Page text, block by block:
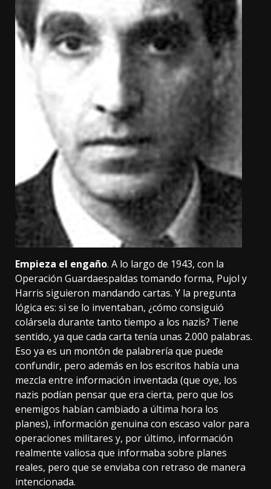
Empieza el engaño. A lo largo de 1943, con la
Operación Guardaespaldas tomando forma, Pujol y
Harris siguieron mandando cartas. Y la pregunta
lógica es: si se lo inventaban, ¿cómo consiguió
colársela durante tanto tiempo a los nazis? Tiene
sentido, ya que cada carta tenía unas 2.000 palabras.
Eso ya es un montón de palabrería que puede
confundir, pero además en los escritos había una
mezcla entre información inventada (que oye, los
nazis podían pensar que era cierta, pero que los
enemigos habían cambiado a última hora los
planes), información genuina con escaso valor para
operaciones militares y, por último, información
realmente valiosa que informaba sobre planes
reales, pero que se enviaba con retraso de manera
intencionada.